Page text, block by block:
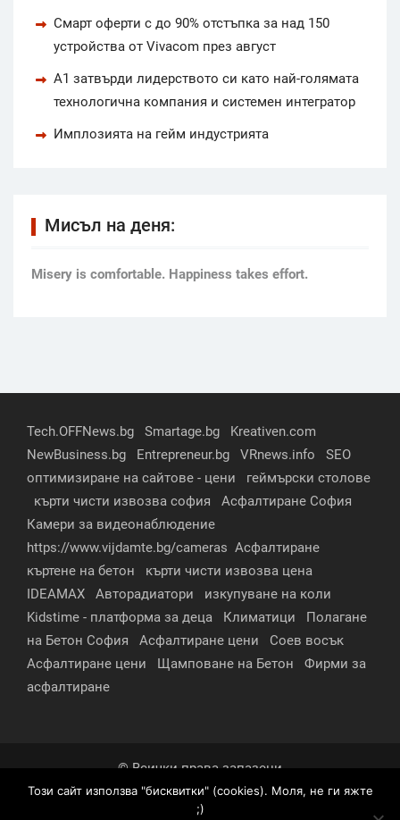
Смарт оферти с до 90% отстъпка за над 150
устройства от Vivacom през август
А1 затвърди лидерството си като най-голямата
технологична компания и системен интегратор
Имплозията на гейм индустрията
Мисъл на деня:
Мisery is comfortable. Happiness takes effort.
Tech.OFFNews.bg Smartage.bg
Kreativen.com
NewBusiness.bg
Entrepreneur.bg VRnews.info
SEO
оптимизиране на сайтове - цени
геймърски столове
кърти чисти извозва софия
Асфалтиране София
Камери за видеонаблюдение
https://www.vijdamte.bg/cameras Асфалтиране
къртене на бетон
кърти чисти извозва цена
IDEAMAX
Авторадиатори
изкупуване на коли
Kidstime - платформа за деца
Климатици
Полагане
на Бетон София
Асфалтиране цени
Соев восък
Асфалтиране цени
Щамповане на Бетон
Фирми за
асфалтиране
© Всички права запазени
За нас
Контакти Реклама Партньори
Този сайт използва "бисквитки" (cookies). Моля, не ги яжте
;)